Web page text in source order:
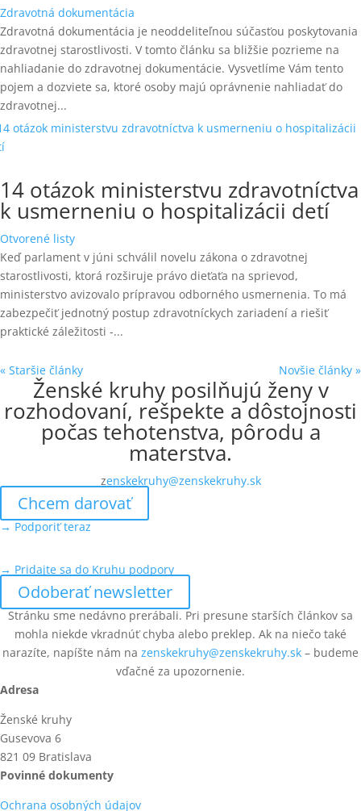
Zdravotná dokumentácia
Zdravotná dokumentácia je neoddeliteľnou súčasťou poskytovania
zdravotnej starostlivosti. V tomto článku sa bližšie pozrieme na
nahliadanie do zdravotnej dokumentácie. Vysvetlíme Vám tento
pojem a dozviete sa, ktoré osoby majú oprávnenie nahliadať do
zdravotnej...
14 otázok ministerstvu zdravotníctva
k usmerneniu o hospitalizácii detí
Otvorené listy
Keď parlament v júni schválil novelu zákona o zdravotnej
starostlivosti, ktorá rozširuje právo dieťaťa na sprievod,
ministerstvo avizovalo prípravou odborného usmernenia. To má
zabezpečiť jednotný postup zdravotníckych zariadení a riešiť
praktické záležitosti -...
« Staršie články Novšie články »
Ženské kruhy posilňujú ženy v
rozhodovaní, rešpekte a dôstojnosti
počas tehotenstva, pôrodu a
materstva.
zenskekruhy@zenskekruhy.sk
Chcem darovať
→ Podporiť teraz
→ Pridajte sa do Kruhu podpory
Odoberať newsletter
Stránku sme nedávno prerábali. Pri presune starších článkov sa
mohla niekde vkradnúť chyba alebo preklep. Ak na niečo také
narazíte, napíšte nám na zenskekruhy@zenskekruhy.sk – budeme
vďačné za upozornenie.
Adresa
Ženské kruhy
Gusevova 6
821 09 Bratislava
Povinné dokumenty
Ochrana osobných údajov